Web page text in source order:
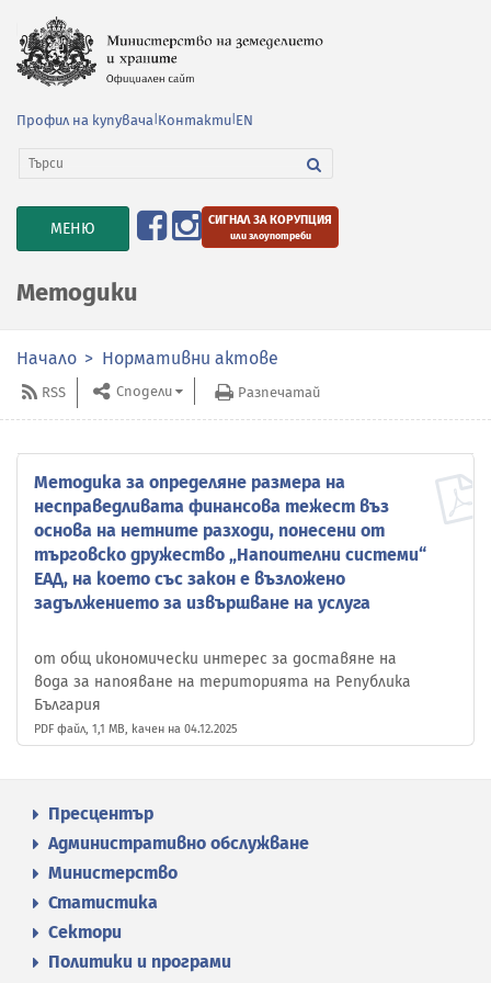
Профил на купувача Контакти EN
TOGGLE
NAVIGATION
МЕНЮ СИГНАЛ ЗА КОРУПЦИЯ
или злоупотреби
Методики
Начало Нормативни актове
RSS Сподели Разпечатай
Методика за определяне размера на
несправедливата финансова тежест въз
основа на нетните разходи, понесени от
търговско дружество „Напоителни системи“
ЕАД, на което със закон е възложено
задължението за извършване на услуга
от общ икономически интерес за доставяне на
вода за напояване на територията на Република
България
PDF файл, 1,1 MB, качен на 04.12.2025
Пресцентър
Административно обслужване
Министерство
Статистика
Сектори
Политики и програми